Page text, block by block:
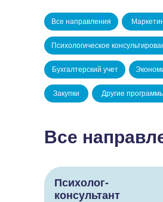
Все направления
Психологическое
Бухгалтерский учет
Закупки Другие
Все
Психолог-
консультант